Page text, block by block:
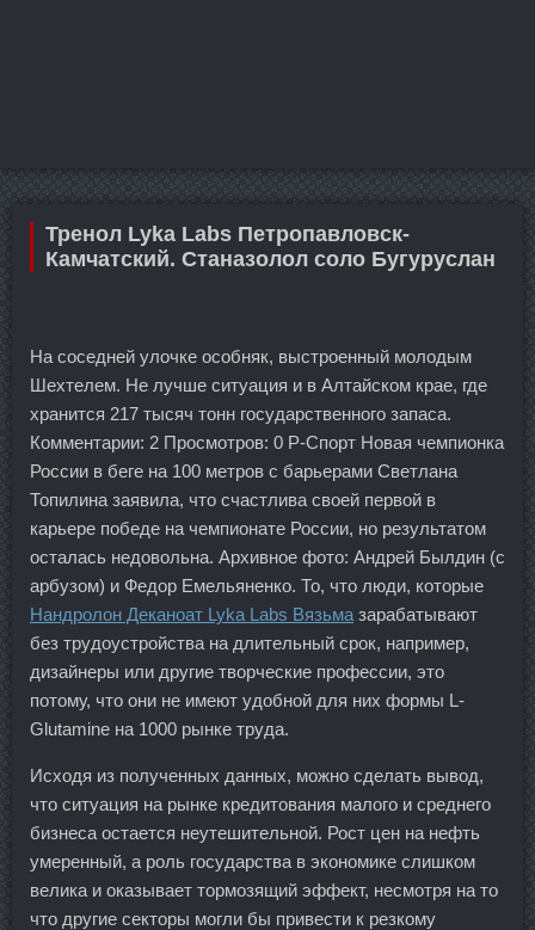
Тренол Lyka Labs Петропавловск-
Камчатский. Станазолол соло Бугуруслан
На соседней улочке особняк, выстроенный молодым
Шехтелем. Не лучше ситуация и в Алтайском крае, где
хранится 217 тысяч тонн государственного запаса.
Комментарии: 2 Просмотров: 0 Р-Спорт Новая чемпионка
России в беге на 100 метров с барьерами Светлана
Топилина заявила, что счастлива своей первой в
карьере победе на чемпионате России, но результатом
осталась недовольна. Архивное фото: Андрей Былдин (с
арбузом) и Федор Емельяненко. То, что люди, которые
Нандролон Деканоат Lyka Labs Вязьма зарабатывают
без трудоустройства на длительный срок, например,
дизайнеры или другие творческие профессии, это
потому, что они не имеют удобной для них формы L-
Glutamine на 1000 рынке труда.
Исходя из полученных данных, можно сделать вывод,
что ситуация на рынке кредитования малого и среднего
бизнеса остается неутешительной. Рост цен на нефть
умеренный, а роль государства в экономике слишком
велика и оказывает тормозящий эффект, несмотря на то
что другие секторы могли бы привести к резкому